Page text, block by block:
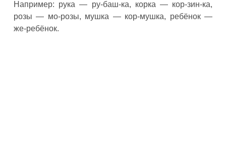
Например: рука — ру-баш-ка, корка — кор-зин-ка,
розы — мо-розы, мушка — кор-мушка, ребёнок —
же-ребёнок.